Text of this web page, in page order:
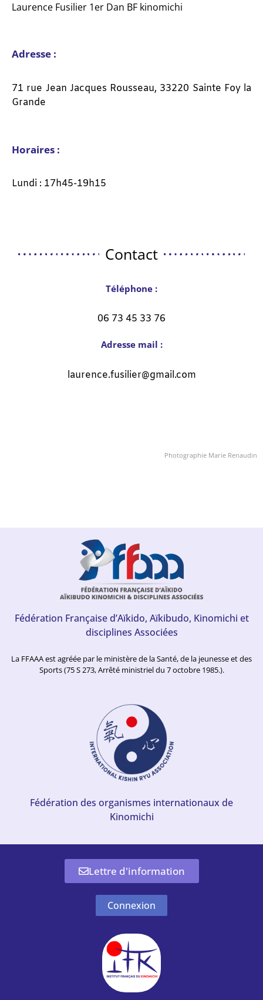
Laurence Fusilier 1er Dan BF kinomichi
Adresse :
71 rue Jean Jacques Rousseau, 33220 Sainte Foy la
Grande
Horaires :
Lundi : 17h45-19h15
Contact
Téléphone :
06 73 45 33 76
Adresse mail :
laurence.fusilier@gmail.com
Photographie Marie Renaudin
Fédération Française d’Aïkido, Aïkibudo, Kinomichi et
disciplines Associées
La FFAAA est agréée par le ministère de la Santé, de la jeunesse et des
Sports (75 S 273, Arrêté ministriel du 7 octobre 1985.).
Fédération des organismes internationaux de
Kinomichi
Lettre d'information
Connexion